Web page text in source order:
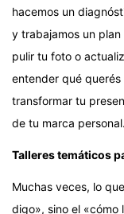
hacemos un
y trabajamos un
pulir tu foto o
entender qué
transformar tu
de tu marca personal.
Talleres temáticos
Muchas veces, lo
digo», sino el «cómo